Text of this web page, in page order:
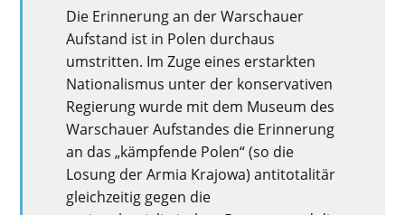
Die Erinnerung an der Warschauer
Aufstand ist in Polen durchaus
umstritten. Im Zuge eines erstarkten
Nationalismus unter der konservativen
Regierung wurde mit dem Museum des
Warschauer Aufstandes die Erinnerung
an das „kämpfende Polen“ (so die
Losung der Armia Krajowa) antitotalitär
gleichzeitig gegen die